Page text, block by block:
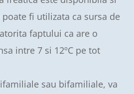
poate fi utilizata ca sursa de
faptului ca are o
intre 7 si 12ºC pe tot
sau bifamiliale, va